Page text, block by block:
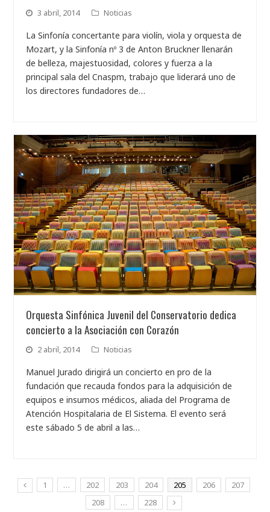
3 abril, 2014 Noticias
La Sinfonía concertante para violín, viola y orquesta de
Mozart, y la Sinfonía nº 3 de Anton Bruckner llenarán
de belleza, majestuosidad, colores y fuerza a la
principal sala del Cnaspm, trabajo que liderará uno de
los directores fundadores de…
Orquesta Sinfónica Juvenil del Conservatorio dedica
concierto a la Asociación con Corazón
2 abril, 2014 Noticias
Manuel Jurado dirigirá un concierto en pro de la
fundación que recauda fondos para la adquisición de
equipos e insumos médicos, aliada del Programa de
Atención Hospitalaria de El Sistema. El evento será
este sábado 5 de abril a las…
1 … 202 203 204 205 206
207
208
… 228